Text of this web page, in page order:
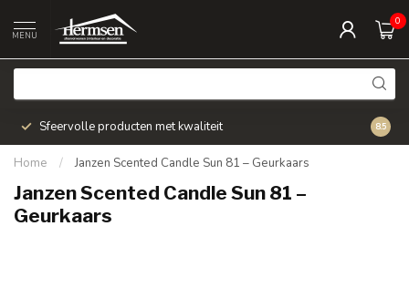
MENU
0
Sfeervolle producten met kwaliteit Snel
8.5
Home / Janzen Scented Candle Sun 81 – Geurkaars
Janzen Scented Candle Sun 81 –
Geurkaars